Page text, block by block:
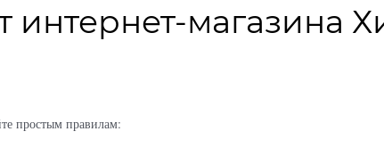
интернет-магазина
простым правилам: